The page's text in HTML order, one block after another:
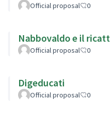
Official proposal 0
Nabbovaldo e il
Official proposal 0
Digeducati
Official proposal 0